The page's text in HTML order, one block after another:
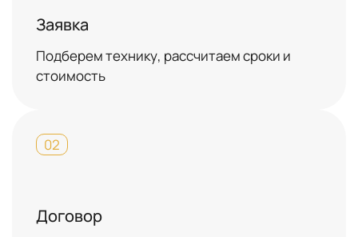
Заявка
Подберем технику, рассчитаем сроки и
стоимость
02
Договор